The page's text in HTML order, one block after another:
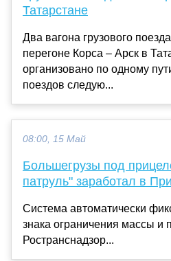
Татарстане
Два вагона грузового
перегоне Корса – Арск в
организовано по одному
поездов следую...
08:00, 15 Май
Большегрузы под
патруль" заработал в
Система автоматически
знака ограничения массы и
Ространснадзор...